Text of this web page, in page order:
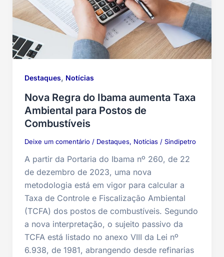
Destaques, Notícias
Nova Regra do Ibama aumenta Taxa
Ambiental para Postos de
Combustíveis
Deixe um comentário / Destaques, Notícias/ Sindipetro
A partir da Portaria do Ibama nº 260, de 22
de dezembro de 2023, uma nova
metodologia está em vigor para calcular a
Taxa de Controle e Fiscalização Ambiental
(TCFA) dos postos de combustíveis. Segundo
a nova interpretação, o sujeito passivo da
TCFA está listado no anexo VIII da Lei nº
6.938, de 1981, abrangendo desde refinarias